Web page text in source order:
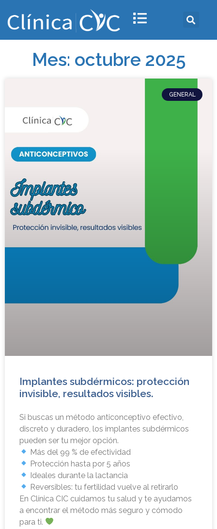
Mes: octubre 2025
GENERAL
Implantes subdérmicos: protección
invisible, resultados visibles.
Si buscas un método anticonceptivo efectivo,
discreto y duradero, los implantes subdérmicos
pueden ser tu mejor opción.
Más del 99 % de efectividad
Protección hasta por 5 años
Ideales durante la lactancia
Reversibles: tu fertilidad vuelve al retirarlo
En Clínica CIC cuidamos tu salud y te ayudamos
a encontrar el método más seguro y cómodo
para ti.